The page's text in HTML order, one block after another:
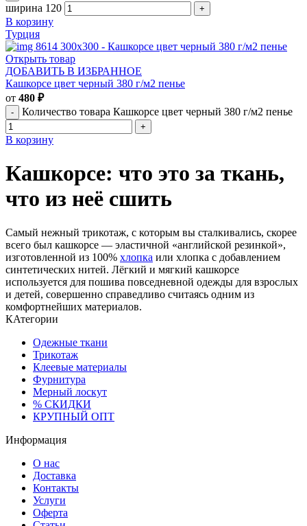
ширина 120
В корзину
Турция
Открыть товар
ДОБАВИТЬ В ИЗБРАННОЕ
Кашкорсе цвет черный 380 г/м2 пенье
от 480 ₽
Количество товара Кашкорсе цвет черный 380 г/м2 пенье
В корзину
Кашкорсе: что это за ткань,
что из неё сшить
Самый нежный трикотаж, с которым вы сталкивались, скорее
всего был кашкорсе — эластичной «английской резинкой»,
изготовленной из 100% хлопка или хлопка с добавлением
синтетических нитей. Лёгкий и мягкий кашкорсе
используется для пошива повседневной одежды для взрослых
и детей, совершенно справедливо считаясь одним из
комфортнейших материалов.
КАтегории
Одежные ткани
Трикотаж
Клеевые материалы
Фурнитура
Мерный лоскут
% СКИДКИ
КРУПНЫЙ ОПТ
Информация
О нас
Доставка
Контакты
Услуги
Оферта